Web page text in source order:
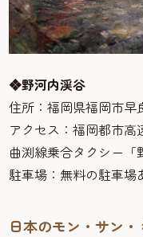
❖野河内渓谷
住所：福岡県福岡市早
アクセス：福岡都市高
曲渕線乗合タクシー
駐車場：無料の駐車場
日本のモン・サン・